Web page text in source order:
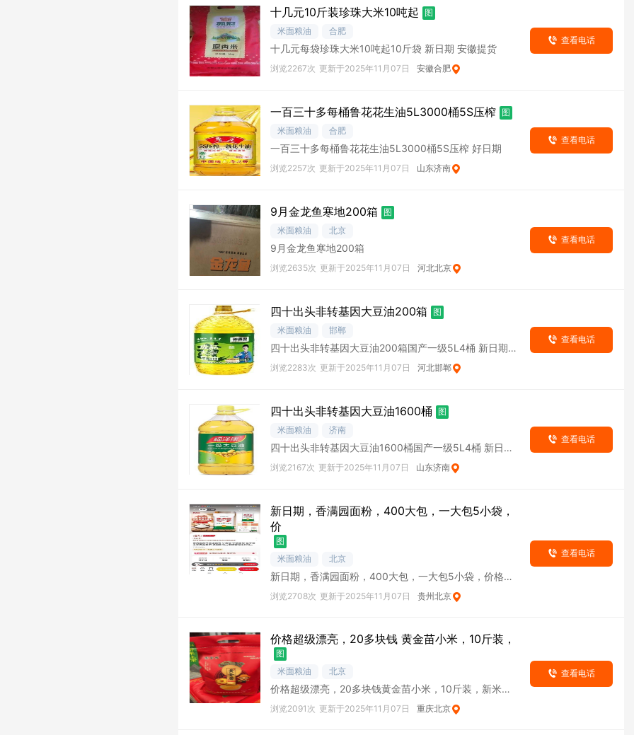
十几元10斤装珍珠大米10吨起
图
米面粮油
合肥
十几元每袋珍珠大米10吨起10斤袋 新日期 安徽提货
浏览2267次 更新于2025年11月07日 安徽合肥
查看电话
一百三十多每桶鲁花花生油5L3000桶5S压榨 图
米面粮油
合肥
一百三十多每桶鲁花花生油5L3000桶5S压榨 好日期
浏览2257次 更新于2025年11月07日 山东济南
查看电话
9月金龙鱼寒地200箱
图
米面粮油
北京
9月金龙鱼寒地200箱
浏览2635次 更新于2025年11月07日 河北北京
查看电话
四十出头非转基因大豆油200箱
图
米面粮油
邯郸
四十出头非转基因大豆油200箱国产一级5L4桶 新日期
河北
浏览2283次 更新于2025年11月07日 河北邯郸
查看电话
四十出头非转基因大豆油1600桶
图
米面粮油
济南
四十出头非转基因大豆油1600桶国产一级5L4桶 新日期
山
浏览2167次 更新于2025年11月07日 山东济南
查看电话
新日期，香满园面粉，400大包，一大包5小袋，
价
图
米面粮油
北京
新日期，香满园面粉，400大包，一大包5小袋，价格合
适
浏览2708次 更新于2025年11月07日 贵州北京
查看电话
价格超级漂亮，20多块钱 黄金苗小米，10斤装，
图
米面粮油
北京
价格超级漂亮，20多块钱黄金苗小米，10斤装，新米新
日期，营
浏览2091次 更新于2025年11月07日 重庆北京
查看电话